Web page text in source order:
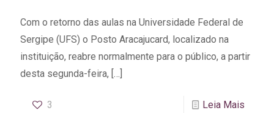
Com o retorno das aulas na Universidade Federal de
Sergipe (UFS) o Posto Aracajucard, localizado na
instituição, reabre normalmente para o público, a partir
desta segunda-feira, […]
3 Leia Mais